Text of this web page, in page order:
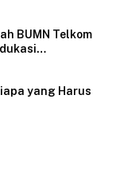
BUMN Telkom
yang Harus